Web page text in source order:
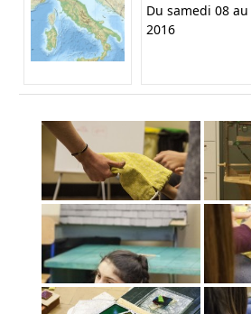
Du samedi 08
2016